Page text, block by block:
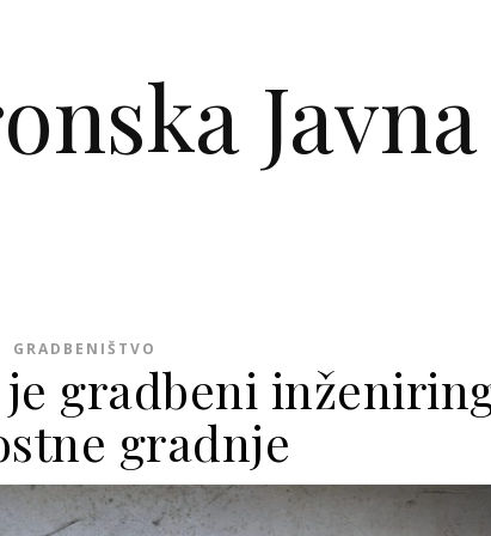
GRADBENIŠTVO
gradbeni
gradnje